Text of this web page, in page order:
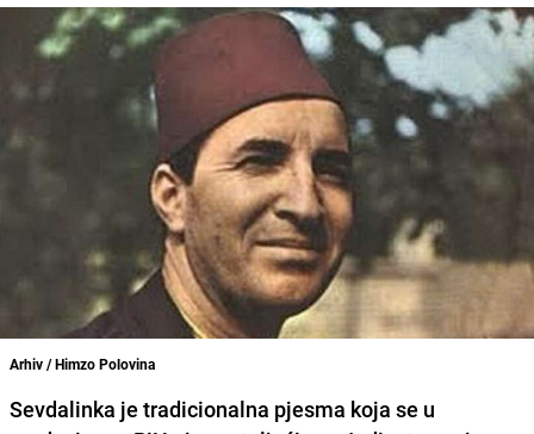
Arhiv / Himzo Polovina
Sevdalinka je tradicionalna pjesma koja se u